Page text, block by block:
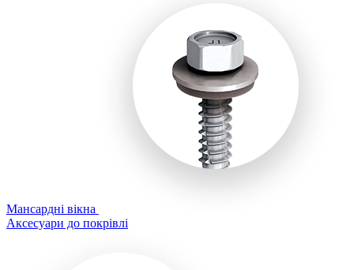
Мансардні вікна
Аксесуари до покрівлі